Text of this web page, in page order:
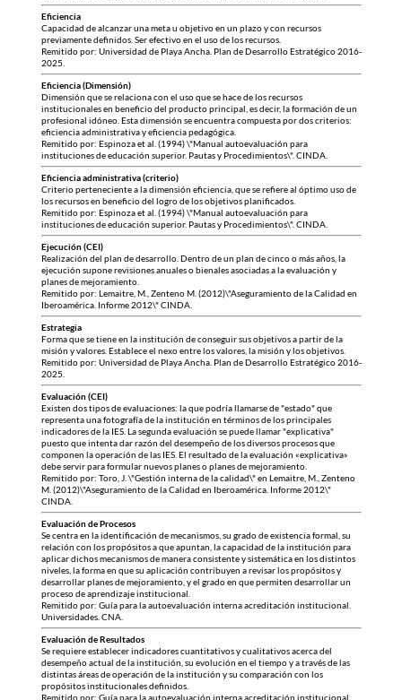
Eficiencia
Capacidad de alcanzar una meta u objetivo en un plazo y con recursos
previamente definidos. Ser efectivo en el uso de los recursos.
Remitido por: Universidad de Playa Ancha. Plan de Desarrollo Estratégico 2016-
2025.
Eficiencia (Dimensión)
Dimensión que se relaciona con el uso que se hace de los recursos
institucionales en beneficio del producto principal, es decir, la formación de un
profesional idóneo. Esta dimensión se encuentra compuesta por dos criterios:
eficiencia administrativa y eficiencia pedagógica.
Remitido por: Espinoza et al. (1994) \"Manual autoevaluación para
instituciones de educación superior. Pautas y Procedimientos\". CINDA.
Eficiencia administrativa (criterio)
Criterio perteneciente a la dimensión eficiencia, que se refiere al óptimo uso de
los recursos en beneficio del logro de los objetivos planificados.
Remitido por: Espinoza et al. (1994) \"Manual autoevaluación para
instituciones de educación superior. Pautas y Procedimientos\". CINDA.
Ejecución (CEI)
Realización del plan de desarrollo. Dentro de un plan de cinco o más años, la
ejecución supone revisiones anuales o bienales asociadas a la evaluación y
planes de mejoramiento.
Remitido por: Lemaitre, M., Zenteno M. (2012)\"Aseguramiento de la Calidad en
Iberoamérica. Informe 2012\" CINDA.
Estrategia
Forma que se tiene en la institución de conseguir sus objetivos a partir de la
misión y valores. Establece el nexo entre los valores, la misión y los objetivos.
Remitido por: Universidad de Playa Ancha. Plan de Desarrollo Estratégico 2016-
2025.
Evaluación (CEI)
Existen dos tipos de evaluaciones: la que podría llamarse de "estado" que
representa una fotografía de la institución en términos de los principales
indicadores de la IES. La segunda evaluación se puede llamar "explicativa"
puesto que intenta dar razón del desempeño de los diversos procesos que
componen la operación de las IES. El resultado de la evaluación «explicativa»
debe servir para formular nuevos planes o planes de mejoramiento.
Remitido por: Toro, J. \"Gestión interna de la calidad\" en Lemaitre, M., Zenteno
M. (2012)\"Aseguramiento de la Calidad en Iberoamérica. Informe 2012\"
CINDA.
Evaluación de Procesos
Se centra en la identificación de mecanismos, su grado de existencia formal, su
relación con los propósitos a que apuntan, la capacidad de la institución para
aplicar dichos mecanismos de manera consistente y sistemática en los distintos
niveles, la forma en que su aplicación contribuyen a revisar los propósitos y
desarrollar planes de mejoramiento, y el grado en que permiten desarrollar un
proceso de aprendizaje institucional.
Remitido por: Guía para la autoevaluación interna acreditación institucional.
Universidades. CNA.
Evaluación de Resultados
Se requiere establecer indicadores cuantitativos y cualitativos acerca del
desempeño actual de la institución, su evolución en el tiempo y a través de las
distintas áreas de operación de la institución y su comparación con los
propósitos institucionales definidos.
Remitido por: Guía para la autoevaluación interna acreditación institucional.